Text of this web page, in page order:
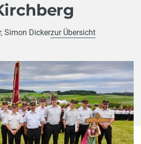
Simon Dickerzur Übersicht